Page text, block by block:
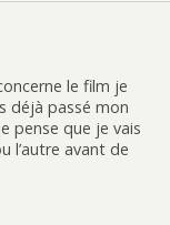
le film je
déjà passé mon
pense que je vais
l’autre avant de